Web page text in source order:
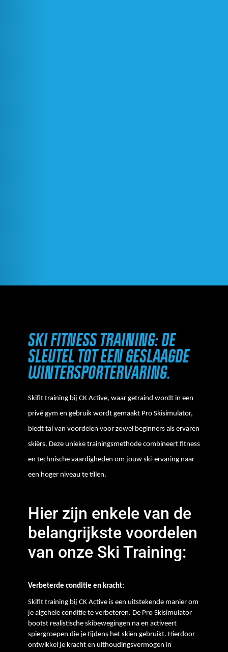
SKI FITNESS TRAINING: DE
SLEUTEL TOT EEN GESLAAGDE
WINTERSPORTERVARING.
Skifit training bij CK Active, waar getraind wordt in een
privé gym en gebruik wordt gemaakt Pro Skisimulator,
biedt tal van voordelen voor zowel beginners als ervaren
skiërs. Deze unieke trainingsmethode combineert fitness
en technische vaardigheden om jouw ski-ervaring naar
een hoger niveau te tillen.
Hier zijn enkele van de
belangrijkste voordelen
van onze Ski Training:
Verbeterde conditie en kracht:
Skifit training bij CK Active is een uitstekende manier om
je algehele conditie te verbeteren. De Pro Skisimulator
bootst realistische skibewegingen na en activeert
spiergroepen die je tijdens het skiën gebruikt. Hierdoor
ontwikkel je kracht en uithoudingsvermogen in